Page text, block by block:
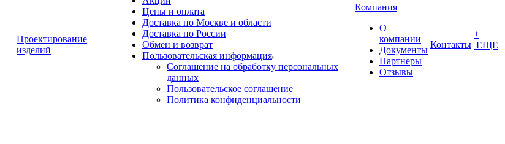
Проектирование
изделий
Цены и оплата
Доставка по Москве и области
Доставка по России
Обмен и возврат
Пользовательская информация
Соглашение на обработку персональных
данных
Пользовательское соглашение
Политика конфиденциальности
Компания
О
компании
Документы
Партнеры
Отзывы
Контакты
+
ЕЩЕ